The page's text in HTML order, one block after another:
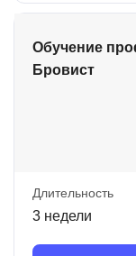
Обучение
Бровист
Длительность
3 недели